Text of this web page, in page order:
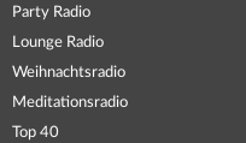
Party Radio
Lounge Radio
Weihnachtsradio
Meditationsradio
Top 40